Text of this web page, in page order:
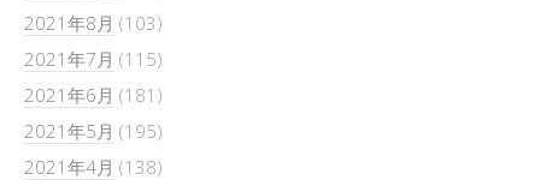
2021年8月 (103)
2021年7月 (115)
2021年6月 (181)
2021年5月 (195)
2021年4月 (138)